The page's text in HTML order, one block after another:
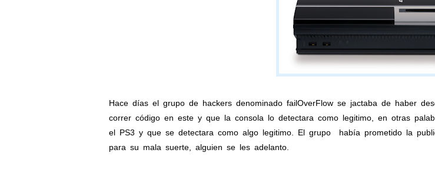
Hace días el grupo de hackers denominado failOverFlow se jactaba de haber
correr código en este y que la consola lo detectara como legitimo, en otras
el PS3 y que se detectara como algo legitimo. El grupo había prometido la
para su mala suerte, alguien se les adelanto.